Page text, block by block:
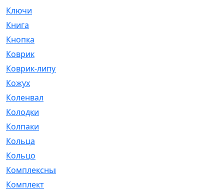
Ключи
Книга
Кнопка
Коврик
Коврик-липучка
Кожух
Коленвал
Колодки
Колпаки
Кольца
Кольцо
Комплексный
Комплект